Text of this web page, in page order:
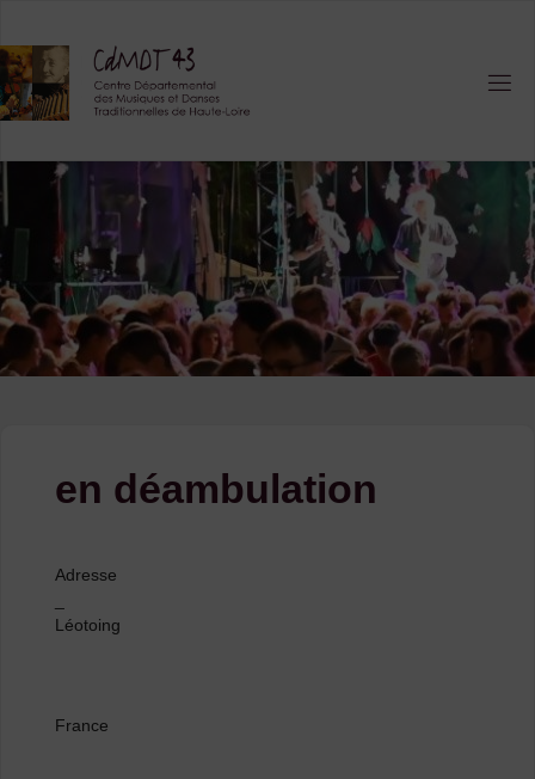
content
en déambulation
Adresse
Léotoing
France